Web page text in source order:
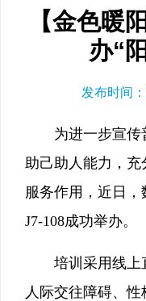
【金色暖
办“
发布时间
为进一步宣传
助己助人能力，
服务作用，近日，
J7-108成功举办。
培训采用线上
人际交往障碍、